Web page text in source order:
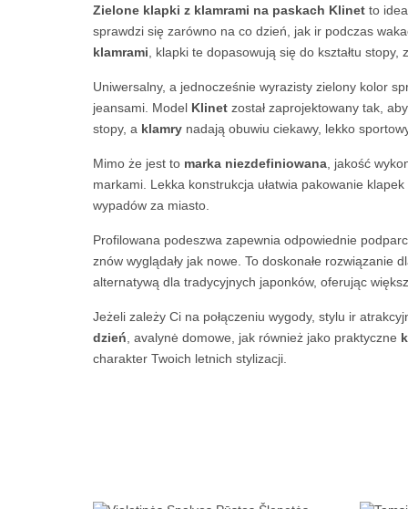
Zielone klapki z klamrami na paskach Klinet to
sprawdzi się zarówno na co dzień, jak ir podczas
klamrami , klapki te dopasowują się do kształtu
Uniwersalny, a jednocześnie wyrazisty zielony kolor
jeansami. Model Klinet został zaprojektowany tak,
stopy, a klamry nadają obuwiu ciekawy, lekko
Mimo że jest to marka niezdefiniowana , jakość
markami. Lekka konstrukcja ułatwia pakowanie
wypadów za miasto.
Profilowana podeszwa zapewnia odpowiednie
znów wyglądały jak nowe. To doskonałe
alternatywą dla tradycyjnych japonków, oferując
Jeżeli zależy Ci na połączeniu wygody, stylu ir
dzień , avalynė domowe, jak również jako praktyczne
charakter Twoich letnich stylizacji.